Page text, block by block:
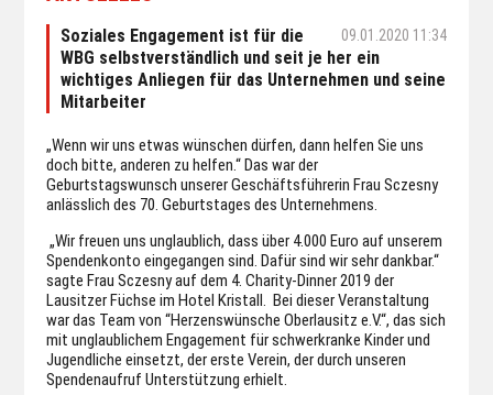
09.01.2020 11:34
Soziales Engagement ist für die
WBG selbstverständlich und seit je her ein
wichtiges Anliegen für das Unternehmen und seine
Mitarbeiter
„Wenn wir uns etwas wünschen dürfen, dann helfen Sie uns
doch bitte, anderen zu helfen.“ Das war der
Geburtstagswunsch unserer Geschäftsführerin Frau Sczesny
anlässlich des 70. Geburtstages des Unternehmens.
„Wir freuen uns unglaublich, dass über 4.000 Euro auf unserem
Spendenkonto eingegangen sind. Dafür sind wir sehr dankbar.“
sagte Frau Sczesny auf dem 4. Charity-Dinner 2019 der
Lausitzer Füchse im Hotel Kristall. Bei dieser Veranstaltung
war das Team von “Herzenswünsche Oberlausitz e.V.“, das sich
mit unglaublichem Engagement für schwerkranke Kinder und
Jugendliche einsetzt, der erste Verein, der durch unseren
Spendenaufruf Unterstützung erhielt.